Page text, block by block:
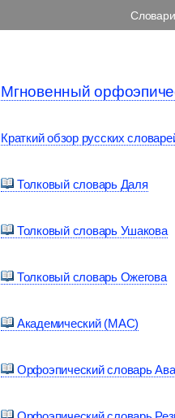
Словари
Мгновенный
Краткий обзор русских
Толковый словарь Даля
Толковый словарь Ушакова
Толковый словарь Ожегова
Академический (МАС)
Орфоэпический словарь